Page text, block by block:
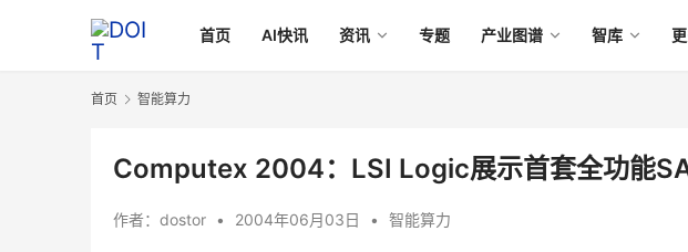
首页 AI快讯 资讯 专题 产业图谱 智库
首页 智能算力
Computex 2004：LSI Logic展示首套全功能
作者： dostor • 2004年06月03日 • 智能算力